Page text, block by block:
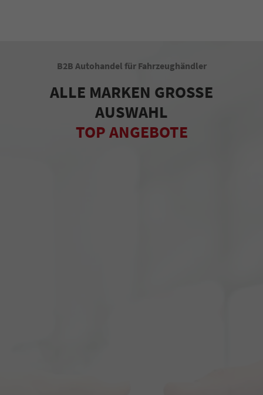
B2B Autohandel für Fahrzeughändler
ALLE MARKEN GROSSE
AUSWAHL
TOP ANGEBOTE